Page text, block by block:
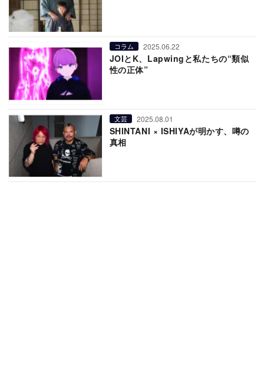
コラム 2025.06.22
JOIとK、Lapwingと私たちの“類似
性の正体”
文芸 2025.08.01
SHINTANI × ISHIYAが明かす、噂の
真相